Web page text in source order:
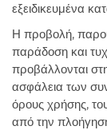
εξειδικευμένα
Η προβολή,
παράδοση και
προβάλλονται
ασφάλεια των
όρους χρήσης,
από την